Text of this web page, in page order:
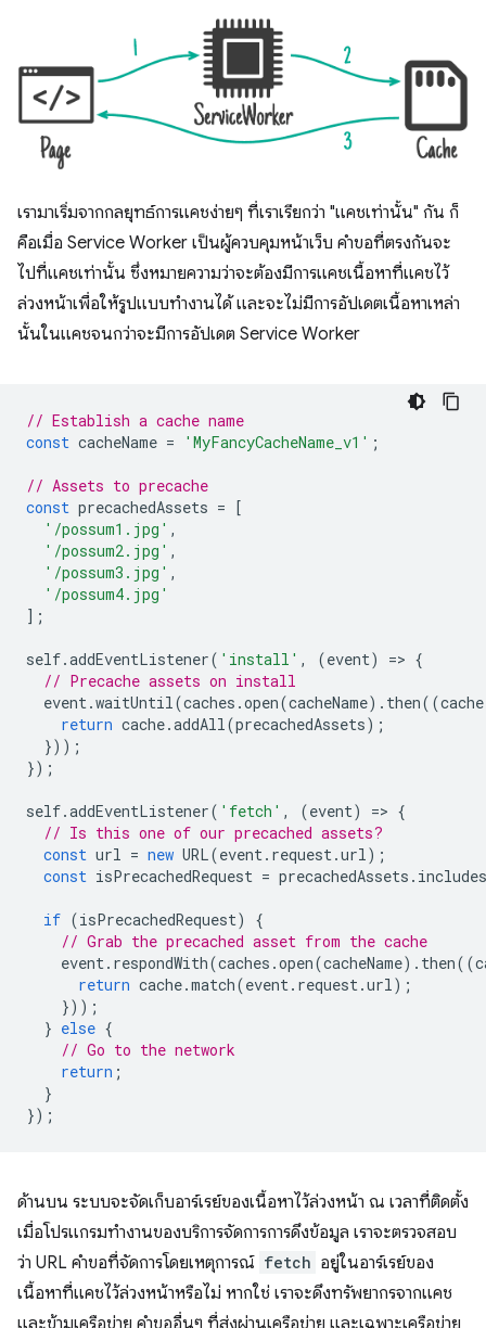
เรามาเริ่มจากกลยุทธ์การแคชง่ายๆ ที่เราเรียกว่า "แคชเท่านั้น" กัน ก็
คือเมื่อ Service Worker เป็นผู้ควบคุมหน้าเว็บ คำขอที่ตรงกันจะ
ไปที่แคชเท่านั้น ซึ่งหมายความว่าจะต้องมีการแคชเนื้อหาที่แคชไว้
ล่วงหน้าเพื่อให้รูปแบบทำงานได้ และจะไม่มีการอัปเดตเนื้อหาเหล่า
นั้นในแคชจนกว่าจะมีการอัปเดต Service Worker
// Establish a cache name
const cacheName = 'MyFancyCacheName_v1' ;
// Assets to precache
const precachedAssets =
[
'/possum1.jpg' ,
'/possum2.jpg' ,
'/possum3.jpg' ,
'/possum4.jpg'
];
self.addEventListener( 'install' , (event) => {
// Precache assets on install
event.waitUntil(caches .open(cacheName). then((cache
return cache.addAll(precachedAssets);
}));
});
self.addEventListener( 'fetch' , (event) => {
// Is this one of our precached assets?
const url = new URL(event. request.url);
const isPrecachedRequest = precachedAssets . includes
if (isPrecachedRequest)
{
// Grab the precached asset from the cache
event. respondWith(caches .open(cacheName). then((
return cache.match(event. request.url);
}));
} else {
// Go to the network
return ;
}
});
ด้านบน ระบบจะจัดเก็บอาร์เรย์ของเนื้อหาไว้ล่วงหน้า ณ เวลาที่ติดตั้ง
เมื่อโปรแกรมทำงานของบริการจัดการการดึงข้อมูล เราจะตรวจสอบ
ว่า URL คำขอที่จัดการโดยเหตุการณ์ fetch อยู่ในอาร์เรย์ของ
เนื้อหาที่แคชไว้ล่วงหน้าหรือไม่ หากใช่ เราจะดึงทรัพยากรจากแคช